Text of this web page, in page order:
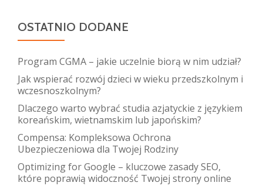
OSTATNIO DODANE
Program CGMA – jakie uczelnie biorą w nim udział?
Jak wspierać rozwój dzieci w wieku przedszkolnym i
wczesnoszkolnym?
Dlaczego warto wybrać studia azjatyckie z językiem
koreańskim, wietnamskim lub japońskim?
Compensa: Kompleksowa Ochrona
Ubezpieczeniowa dla Twojej Rodziny
Optimizing for Google – kluczowe zasady SEO,
które poprawią widoczność Twojej strony online